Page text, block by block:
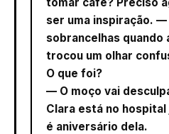
ser uma inspiração. —
sobrancelhas quando
trocou um olhar
O que foi?
— O moço vai
Clara está no hospital
é aniversário dela.